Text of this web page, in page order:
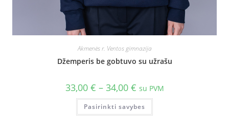
Akmenės r. Ventos gimnazija
Džemperis be gobtuvo su užrašu
33,00 € – 34,00 € su PVM
Pasirinkti savybes